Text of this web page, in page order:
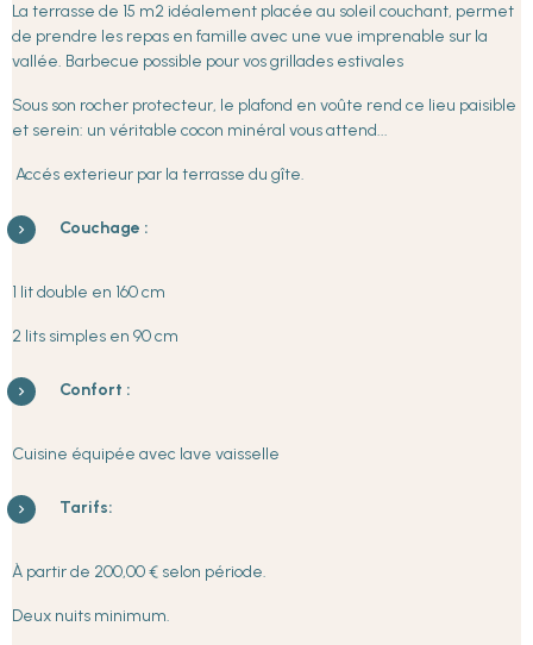
La terrasse de 15 m2 idéalement placée au soleil couchant, permet
de prendre les repas en famille avec une vue imprenable sur la
vallée. Barbecue possible pour vos grillades estivales
Sous son rocher protecteur, le plafond en voûte rend ce lieu paisible
et serein: un véritable cocon minéral vous attend...
Accés exterieur par la terrasse du gîte.
Couchage :
1 lit double en 160 cm
2 lits simples en 90 cm
Confort :
Cuisine équipée avec lave vaisselle
Tarifs:
À partir de 200,00 € selon période.
Deux nuits minimum.